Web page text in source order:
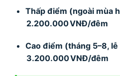
Thấp điểm (ngoài mùa
2.200.000 VNĐ/đêm
Cao điểm (tháng 5–8,
3.200.000 VNĐ/đêm